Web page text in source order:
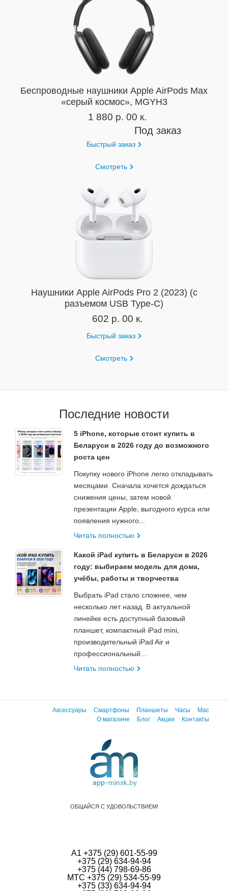
Беспроводные наушники Apple AirPods Max
«серый космос», MGYH3
1 880 р. 00 к.
Под заказ
Быстрый заказ
Смотреть
Наушники Apple AirPods Pro 2 (2023) (с
разъемом USB Type-C)
602 р. 00 к.
Быстрый заказ
Смотреть
Последние новости
5 iPhone, которые стоит купить в
Беларуси в 2026 году до возможного
роста цен
Покупку нового iPhone легко откладывать
месяцами. Сначала хочется дождаться
снижения цены, затем новой
презентации Apple, выгодного курса или
появления нужного...
Читать полностью
Какой iPad купить в Беларуси в 2026
году: выбираем модель для дома,
учёбы, работы и творчества
Выбрать iPad стало сложнее, чем
несколько лет назад. В актуальной
линейке есть доступный базовый
планшет, компактный iPad mini,
производительный iPad Air и
профессиональный...
Читать полностью
Аксессуары Смартфоны Планшеты Часы
Mac
О магазине
Блог Акции Контакты
ОБЩАЙСЯ С УДОВОЛЬСТВИЕМ!
А1 +375 (29) 601-55-99
+375 (29) 634-94-94
+375 (44) 798-69-86
МТС +375 (29) 534-55-99
+375 (33) 634-94-94